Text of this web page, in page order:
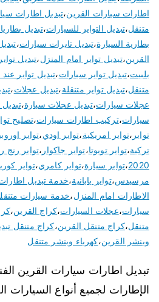
اطارات سيارات القرين،تبديل اطارات
متنقل،تبديل التواير للسيارات،تبديل
بطارية السيارة،تبديل تايرات سيارات،
القرين،تبديل تواير امام المنزل،تبديل
بلبيت،تبديل تواير سيارات،تبديل تواير عند
متنقل،تبديل تواير متنقلة،تبديل عجلات،
عجلات سيارات،تبديل عجلات سيارة،
سيارات،تركيب اطارات سيارات،تصليح
تواير ،تواير امريكية،تواير اودي،تواير
تركية،تواير تويوتا،تواير جاكوار ،تواير رنج
2020،تواير سيارة،تواير كامري،تواير
مرسيدس،تواير يابانية،خدمة تبديل
الاطارات امام المنزل،خدمة سيارات
سيارات،عجلات السيارات،كراج القرين،
متنقل،كراج متنقل القرين،كراج متنقل
وبنشر القرين،كهرباء وبنشر متنقل
تبديل اطارات سيارات القرين
الإطارات لجميع أنواع السيارات